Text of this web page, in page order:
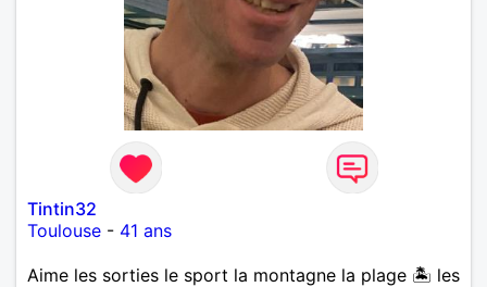
Tintin32
Toulouse - 41 ans
Aime les sorties le sport la montagne la plage 🏝️ les